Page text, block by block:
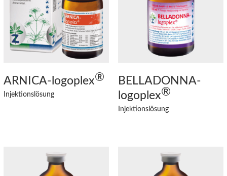
ARNICA-logoplex®
Injektionslösung
BELLADONNA-
logoplex®
Injektionslösung